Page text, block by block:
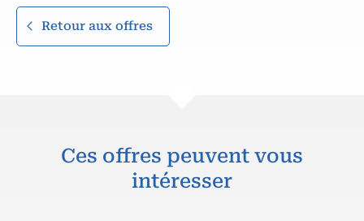
Retour aux offres
Ces offres peuvent vous
intéresser